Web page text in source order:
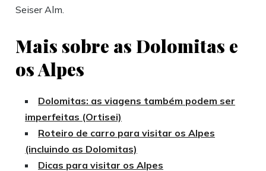
Seiser Alm.
Mais sobre as Dolomitas e
os Alpes
Dolomitas: as viagens também podem ser
imperfeitas (Ortisei)
Roteiro de carro para visitar os Alpes
(incluindo as Dolomitas)
Dicas para visitar os Alpes